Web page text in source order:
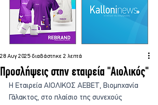
Προσλήψεις στην εταιρεία "Αιολικός"
28 Αυγ 2025 διαβάστηκε 2 λεπτά
Η Εταιρεία ΑΙΟΛΙΚΟΣ ΑΕΒΕΤ, Βιομηχανία
Γάλακτος, στο πλαίσιο της συνεχούς